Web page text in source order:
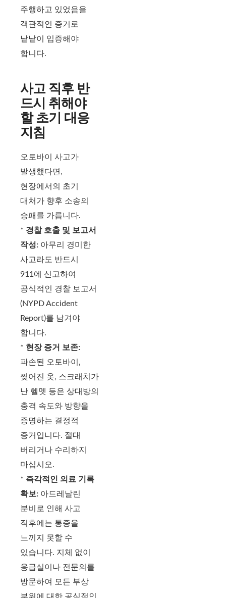
주행하고 있었음을
객관적인 증거로
낱낱이 입증해야
합니다.
사고 직후 반
드시 취해야
할 초기 대응
지침
오토바이 사고가
발생했다면,
현장에서의 초기
대처가 향후 소송의
승패를 가릅니다.
* 경찰 호출 및 보고서
작성: 아무리 경미한
사고라도 반드시
911에 신고하여
공식적인 경찰 보고서
(NYPD Accident
Report)를 남겨야
합니다.
* 현장 증거 보존:
파손된 오토바이,
찢어진 옷, 스크래치가
난 헬멧 등은 상대방의
충격 속도와 방향을
증명하는 결정적
증거입니다. 절대
버리거나 수리하지
마십시오.
* 즉각적인 의료 기록
확보: 아드레날린
분비로 인해 사고
직후에는 통증을
느끼지 못할 수
있습니다. 지체 없이
응급실이나 전문의를
방문하여 모든 부상